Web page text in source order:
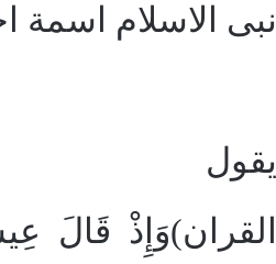
نبى الاسلام
يقول
القران)وَإِذْ قَالَ